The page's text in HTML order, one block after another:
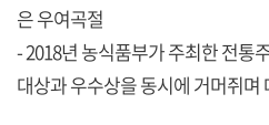
은 우여곡절
- 2018년 농식품부가 주최한 전통
대상과 우수상을 동시에 거머쥐며